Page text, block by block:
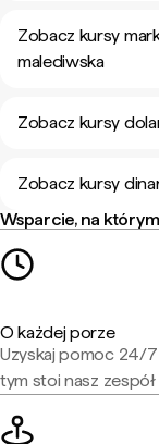
Zobacz kursy
malediwska
Zobacz kursy
Zobacz kursy
Wsparcie, na
O każdej porze
Uzyskaj pomoc 24/7
tym stoi nasz